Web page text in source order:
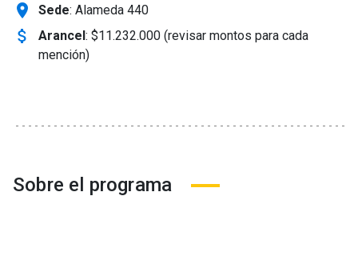
location_on Sede: Alameda 440
attach_money Arancel: $11.232.000 (revisar montos para cada
mención)
Sobre el programa